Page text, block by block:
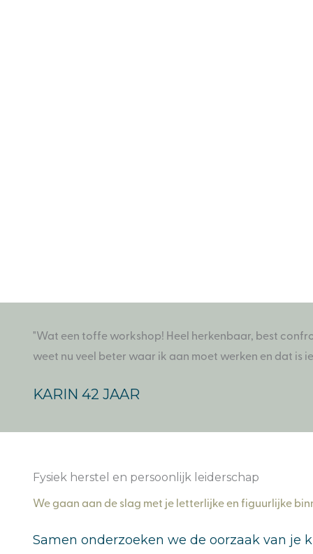
"Wat een toffe workshop! Heel herkenbaar, best
weet nu veel beter waar ik aan moet werken en dat is
KARIN 42 JAAR
Fysiek herstel en persoonlijk leiderschap
We gaan aan de slag met je letterlijke en figuurlijke
Samen onderzoeken we de oorzaak van je